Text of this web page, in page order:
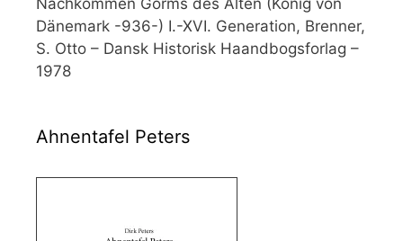
Nachkommen Gorms des Alten (König von
Dänemark -936-) I.-XVI. Generation, Brenner,
S. Otto – Dansk Historisk Haandbogsforlag –
1978
Ahnentafel Peters